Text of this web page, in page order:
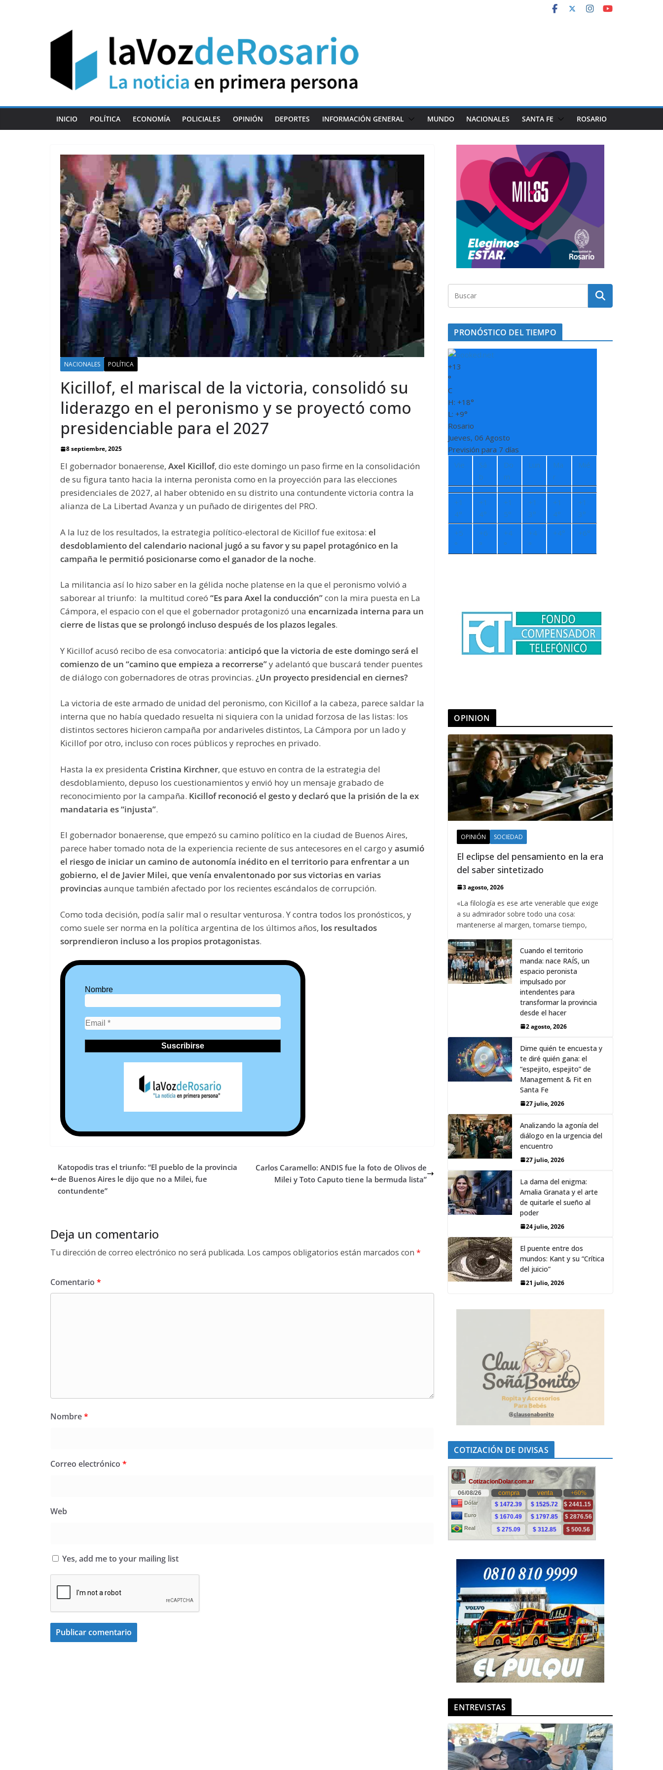
INICIO POLÍTICA ECONOMÍA POLICIALES OPINIÓN DEPORTES INFORMACIÓN GENERAL MUNDO NACIONALES SANTA FE ROSARIO
NACIONALES POLÍTICA
Kicillof, el mariscal de la victoria, consolidó su
liderazgo en el peronismo y se proyectó como
presidenciable para el 2027
8 septiembre, 2025
El gobernador bonaerense, Axel Kicillof, dio este domingo un paso firme en la consolidación
de su figura tanto hacia la interna peronista como en la proyección para las elecciones
presidenciales de 2027, al haber obtenido en su distrito una contundente victoria contra la
alianza de La Libertad Avanza y un puñado de dirigentes del PRO.
A la luz de los resultados, la estrategia político-electoral de Kicillof fue exitosa: el
desdoblamiento del calendario nacional jugó a su favor y su papel protagónico en la
campaña le permitió posicionarse como el ganador de la noche.
La militancia así lo hizo saber en la gélida noche platense en la que el peronismo volvió a
saborear al triunfo: la multitud coreó “Es para Axel la conducción”con la mira puesta en La
Cámpora, el espacio con el que el gobernador protagonizó una encarnizada interna para un
cierre de listas que se prolongó incluso después de los plazos legales.
Y Kicillof acusó recibo de esa convocatoria: anticipó que la victoria de este domingo será el
comienzo de un “camino que empieza a recorrerse”y adelantó que buscará tender puentes
de diálogo con gobernadores de otras provincias. ¿Un proyecto presidencial en ciernes?
La victoria de este armado de unidad del peronismo, con Kicillof a la cabeza, parece saldar la
interna que no había quedado resuelta ni siquiera con la unidad forzosa de las listas: los
distintos sectores hicieron campaña por andariveles distintos, La Cámpora por un lado y
Kicillof por otro, incluso con roces públicos y reproches en privado.
Hasta la ex presidenta Cristina Kirchner, que estuvo en contra de la estrategia del
desdoblamiento, depuso los cuestionamientos y envió hoy un mensaje grabado de
reconocimiento por la campaña. Kicillof reconoció el gesto y declaró que la prisión de la ex
mandataria es “injusta”.
El gobernador bonaerense, que empezó su camino político en la ciudad de Buenos Aires,
parece haber tomado nota de la experiencia reciente de sus antecesores en el cargo yasumió
el riesgo de iniciar un camino de autonomía inédito en el territorio para enfrentar a un
gobierno, el de Javier Milei, que venía envalentonado por sus victorias en varias
provinciasaunque también afectado por los recientes escándalos de corrupción.
Como toda decisión, podía salir mal o resultar venturosa. Y contra todos los pronósticos, y
como suele ser norma en la política argentina de los últimos años, los resultados
sorprendieron incluso a los propios protagonistas.
Nombre
Katopodis tras el triunfo: “El pueblo de la provincia
de Buenos Aires le dijo que no a Milei, fue
contundente”
Carlos Caramello: ANDIS fue la foto de Olivos de
Milei y Toto Caputo tiene la bermuda lista”
Deja un comentario
Tu dirección de correo electrónico no será publicada. Los campos obligatorios están marcados con *
Comentario *
Nombre*
Correo electrónico *
Web
Yes, add me to your mailing list
PRONÓSTICO DEL TIEMPO
+13
°
C
H:+18°
L:+9°
Rosario
Jueves, 06 Agosto
Previsión para 7 días
Vie
Sá
b
Do
m
Lun
Ma
r
Mié
+1
4°
+1
4°
+1
5°
+1
3°
+1
4°
+1
3°
+5
°
+6
°
+4
°
+4
°
+4° +6°
OPINION
OPINIÓN SOCIEDAD
El eclipse del pensamiento en la era
del saber sintetizado
3 agosto, 2026
«La filología es ese arte venerable que exige
a su admirador sobre todo una cosa:
mantenerse al margen, tomarse tiempo,
Cuando el territorio
manda: nace RAÍS, un
espacio peronista
impulsado por
intendentes para
transformar la provincia
desde el hacer
2 agosto, 2026
Dime quién te encuesta y
te diré quién gana: el
“espejito, espejito” de
Management & Fit en
Santa Fe
27 julio, 2026
Analizando la agonía del
diálogo en la urgencia del
encuentro
27 julio, 2026
La dama del enigma:
Amalia Granata y el arte
de quitarle el sueño al
poder
24 julio, 2026
El puente entre dos
mundos: Kant y su “Crítica
del juicio”
21 julio, 2026
COTIZACIÓN DE DIVISAS
ENTREVISTAS